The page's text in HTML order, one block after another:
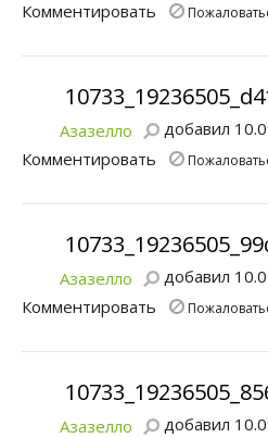
Комментировать
Азазелло
добавил
Комментировать
Азазелло
добавил
Комментировать
Азазелло
добавил